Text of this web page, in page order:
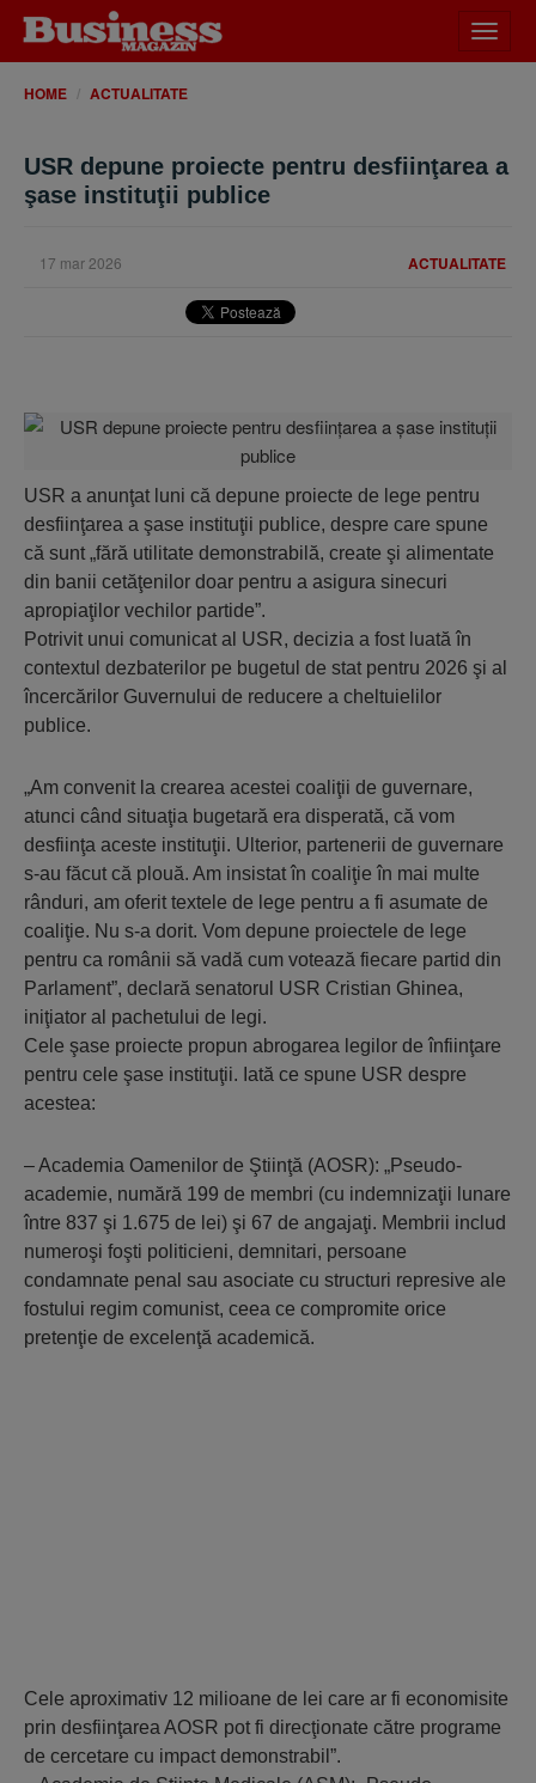
meniu
HOME ACTUALITATE
USR depune proiecte pentru desfiinţarea a
şase instituţii publice
ACTUALITATE
17 mar 2026
USR a anunţat luni că depune proiecte de lege pentru
desfiinţarea a şase instituţii publice, despre care spune
că sunt „fără utilitate demonstrabilă, create şi alimentate
din banii cetăţenilor doar pentru a asigura sinecuri
apropiaţilor vechilor partide”.
Potrivit unui comunicat al USR, decizia a fost luată în
contextul dezbaterilor pe bugetul de stat pentru 2026 şi al
încercărilor Guvernului de reducere a cheltuielilor
publice.
„Am convenit la crearea acestei coaliţii de guvernare,
atunci când situaţia bugetară era disperată, că vom
desfiinţa aceste instituţii. Ulterior, partenerii de guvernare
s-au făcut că plouă. Am insistat în coaliţie în mai multe
rânduri, am oferit textele de lege pentru a fi asumate de
coaliţie. Nu s-a dorit. Vom depune proiectele de lege
pentru ca românii să vadă cum votează fiecare partid din
Parlament”, declară senatorul USR Cristian Ghinea,
iniţiator al pachetului de legi.
Cele şase proiecte propun abrogarea legilor de înfiinţare
pentru cele şase instituţii. Iată ce spune USR despre
acestea:
– Academia Oamenilor de Ştiinţă (AOSR): „Pseudo-
academie, numără 199 de membri (cu indemnizaţii lunare
între 837 şi 1.675 de lei) şi 67 de angajaţi. Membrii includ
numeroşi foşti politicieni, demnitari, persoane
condamnate penal sau asociate cu structuri represive ale
fostului regim comunist, ceea ce compromite orice
pretenţie de excelenţă academică.
Cele aproximativ 12 milioane de lei care ar fi economisite
prin desfiinţarea AOSR pot fi direcţionate către programe
de cercetare cu impact demonstrabil”.